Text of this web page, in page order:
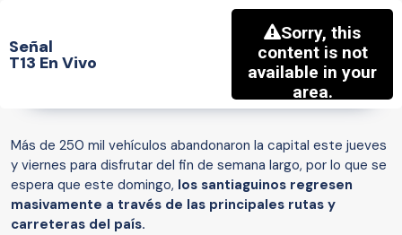
Señal
T13 En Vivo
Más de 250 mil vehículos abandonaron la capital este jueves
y viernes para disfrutar del fin de semana largo, por lo que se
espera que este domingo, los santiaguinos regresen
masivamente a través de las principales rutas y
carreteras del país.